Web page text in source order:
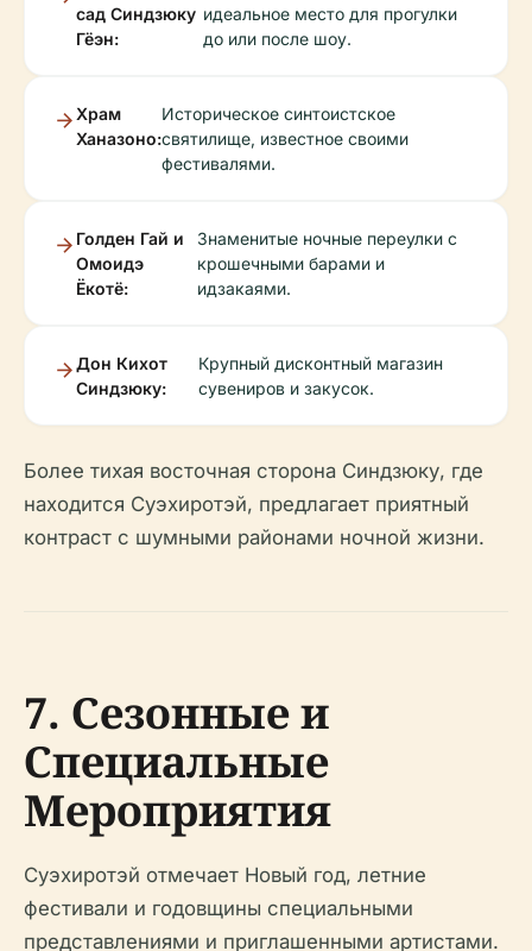
сад Синдзюку
Гёэн:
идеальное место для прогулки
до или после шоу.
Храм
Ханазоно:
Историческое синтоистское
святилище, известное своими
фестивалями.
Голден Гай и
Омоидэ
Ёкотё:
Знаменитые ночные переулки с
крошечными барами и
идзакаями.
Дон Кихот
Синдзюку:
Крупный дисконтный магазин
сувениров и закусок.
Более тихая восточная сторона Синдзюку, где
находится Суэхиротэй, предлагает приятный
контраст с шумными районами ночной жизни.
7. Сезонные и
Специальные
Мероприятия
Суэхиротэй отмечает Новый год, летние
фестивали и годовщины специальными
представлениями и приглашенными артистами.